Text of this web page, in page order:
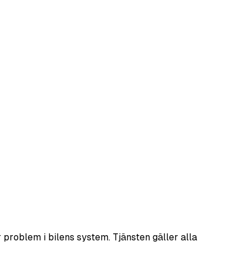
i bilens system. Tjänsten gäller alla